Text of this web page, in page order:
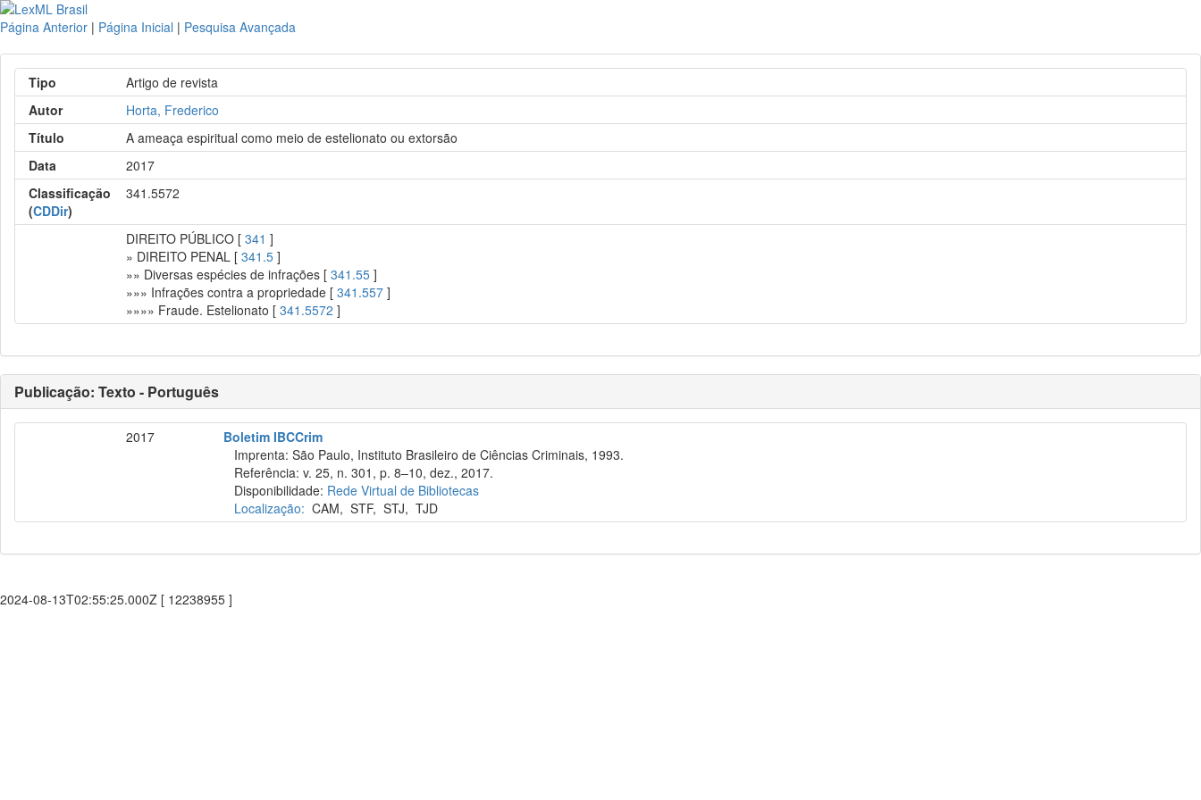
Página Anterior | Página Inicial | Pesquisa Avançada
Tipo
Artigo de revista
Autor
Horta, Frederico
Título
A ameaça espiritual como meio de estelionato ou extorsão
Data
2017
Classificação
(CDDir)
341.5572
DIREITO PÚBLICO [341 ]
» DIREITO PENAL [341.5 ]
»» Diversas espécies de infrações [341.55 ]
»»» Infrações contra a propriedade [341.557 ]
»»»» Fraude. Estelionato [341.5572 ]
Publicação: Texto - Português
2017
Boletim IBCCrim
Imprenta: São Paulo, Instituto Brasileiro de Ciências Criminais, 1993.
Referência: v. 25, n. 301, p. 8–10, dez., 2017.
Disponibilidade: Rede Virtual de Bibliotecas
Localização: CAM,STF,STJ,TJD
2024-08-13T02:55:25.000Z [ 12238955 ]